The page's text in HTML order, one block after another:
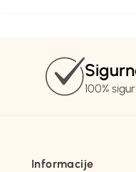
100%
Informacije